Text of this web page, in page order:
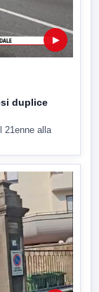
▶
duplice
21enne alla